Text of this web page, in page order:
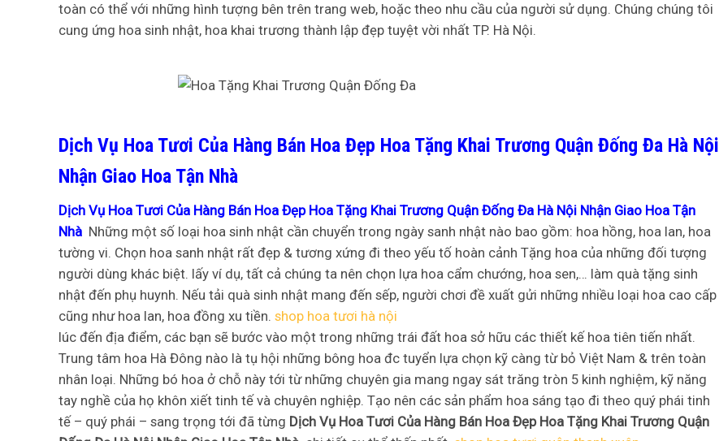
toàn có thể với những hình tượng bên trên trang web, hoặc theo nhu cầu của người sử dụng. Chúng chúng tôi
cung ứng hoa sinh nhật, hoa khai trương thành lập đẹp tuyệt vời nhất TP. Hà Nội.
Dịch Vụ Hoa Tươi Của Hàng Bán Hoa Đẹp Hoa Tặng Khai Trương Quận Đống Đa Hà Nội
Nhận Giao Hoa Tận Nhà
Dịch Vụ Hoa Tươi Của Hàng Bán Hoa Đẹp Hoa Tặng Khai Trương Quận Đống Đa Hà Nội Nhận Giao Hoa Tận
Nhà Những một số loại hoa sinh nhật cần chuyển trong ngày sanh nhật nào bao gồm: hoa hồng, hoa lan, hoa
tường vi. Chọn hoa sanh nhật rất đẹp & tương xứng đi theo yếu tố hoàn cảnh Tặng hoa của những đối tượng
người dùng khác biệt. lấy ví dụ, tất cả chúng ta nên chọn lựa hoa cẩm chướng, hoa sen,… làm quà tặng sinh
nhật đến phụ huynh. Nếu tải quà sinh nhật mang đến sếp, người chơi đề xuất gửi những nhiều loại hoa cao cấp
cũng như hoa lan, hoa đồng xu tiền. shop hoa tươi hà nội
lúc đến địa điểm, các bạn sẽ bước vào một trong những trái đất hoa sở hữu các thiết kế hoa tiên tiến nhất.
Trung tâm hoa Hà Đông nào là tụ hội những bông hoa đc tuyển lựa chọn kỹ càng từ bỏ Việt Nam & trên toàn
nhân loại. Những bó hoa ở chỗ này tới từ những chuyên gia mang ngay sát trăng tròn 5 kinh nghiệm, kỹ năng
tay nghề của họ khôn xiết tinh tế và chuyên nghiệp. Tạo nên các sản phẩm hoa sáng tạo đi theo quý phái tinh
tế – quý phái – sang trọng tới đã từng Dịch Vụ Hoa Tươi Của Hàng Bán Hoa Đẹp Hoa Tặng Khai Trương Quận